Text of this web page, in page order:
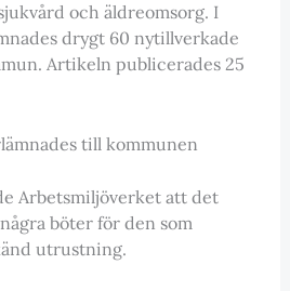
och äldreomsorg. I
drygt 60 nytillverkade
Artikeln publicerades 25
till kommunen
Arbetsmiljöverket att det
böter för den som
utrustning.